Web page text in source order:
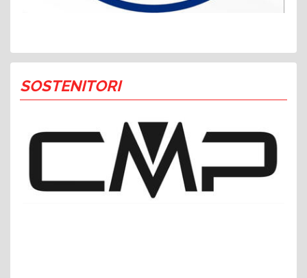
SOSTENITORI